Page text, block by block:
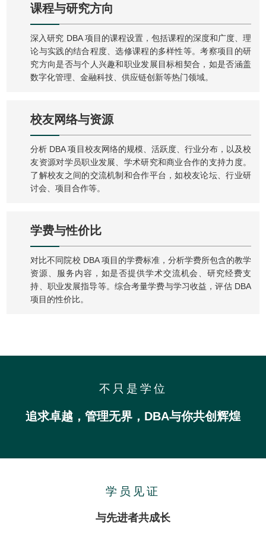
课程与研究方向
深入研究 DBA 项目的课程设置，包括课程的深度和广度、理
论与实践的结合程度、选修课程的多样性等。考察项目的研
究方向是否与个人兴趣和职业发展目标相契合，如是否涵盖
数字化管理、金融科技、供应链创新等热门领域。
校友网络与资源
分析 DBA 项目校友网络的规模、活跃度、行业分布，以及校
友资源对学员职业发展、学术研究和商业合作的支持力度。
了解校友之间的交流机制和合作平台，如校友论坛、行业研
讨会、项目合作等。
学费与性价比
对比不同院校 DBA 项目的学费标准，分析学费所包含的教学
资源、服务内容，如是否提供学术交流机会、研究经费支
持、职业发展指导等。综合考量学费与学习收益，评估 DBA
项目的性价比。
不只是学位
追求卓越，管理无界，DBA与你共创辉煌
学员见证
与先进者共成长